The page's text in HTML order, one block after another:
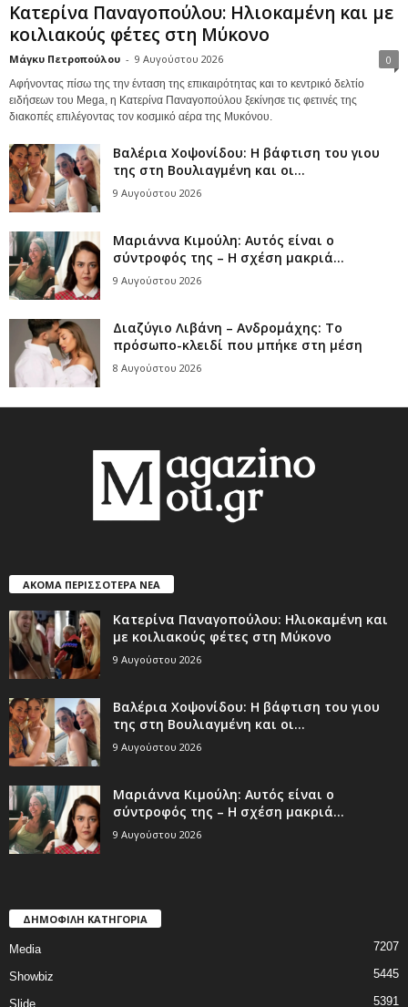
Κατερίνα Παναγοπούλου: Ηλιοκαμένη και με
κοιλιακούς φέτες στη Μύκονο
Μάγκυ Πετροπούλου - 9 Αυγούστου 2026 0
Αφήνοντας πίσω της την ένταση της επικαιρότητας και το κεντρικό δελτίο
ειδήσεων του Mega, η Κατερίνα Παναγοπούλου ξεκίνησε τις φετινές της
διακοπές επιλέγοντας τον κοσμικό αέρα της Μυκόνου.
Βαλέρια Χοψονίδου: Η βάφτιση του γιου
της στη Βουλιαγμένη και οι...
9 Αυγούστου 2026
Μαριάννα Κιμούλη: Αυτός είναι ο
σύντροφός της – Η σχέση μακριά...
9 Αυγούστου 2026
Διαζύγιο Λιβάνη – Ανδρομάχης: Το
πρόσωπο-κλειδί που μπήκε στη μέση
8 Αυγούστου 2026
ΑΚΟΜΑ ΠΕΡΙΣΣΟΤΕΡΑ ΝΕΑ
Κατερίνα Παναγοπούλου: Ηλιοκαμένη και
με κοιλιακούς φέτες στη Μύκονο
9 Αυγούστου 2026
Βαλέρια Χοψονίδου: Η βάφτιση του γιου
της στη Βουλιαγμένη και οι...
9 Αυγούστου 2026
Μαριάννα Κιμούλη: Αυτός είναι ο
σύντροφός της – Η σχέση μακριά...
9 Αυγούστου 2026
ΔΗΜΟΦΙΛΗ ΚΑΤΗΓΟΡΙΑ
Media 7207
Showbiz 5445
Slide 5391